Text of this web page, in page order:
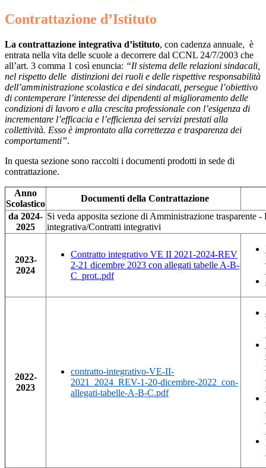
Contrattazione d’Istituto
La contrattazione integrativa d’istituto, con cadenza annuale, è
entrata nella vita delle scuole a decorrere dal CCNL 24/7/2003 che
all’art. 3 comma 1 così enuncia: “Il sistema delle relazioni sindacali,
nel rispetto delle distinzioni dei ruoli e delle rispettive responsabilità
dell’amministrazione scolastica e dei sindacati, persegue l’obiettivo
di contemperare l’interesse dei dipendenti al miglioramento delle
condizioni di lavoro e alla crescita professionale con l’esigenza di
incrementare l’efficacia e l’efficienza dei servizi prestati alla
collettività. Esso è improntato alla correttezza e trasparenza dei
comportamenti”.
In questa sezione sono raccolti i documenti prodotti in sede di
contrattazione.
Anno
Scolastico
Documenti della Contrattazione
da 2024-
2025
Si veda apposita sezione di Amministrazione trasparente -
integrativa/Contratti integrativi
2023-
2024
Contratto integrativo VE II 2021-2024-REV
2-21 dicembre 2023 con allegati tabelle A-B-
C_prot..pdf
2022-
2023
contratto-integrativo-VE-II-
2021_2024_REV-1-20-dicembre-2022_con-
allegati-tabelle-A-B-C.pdf